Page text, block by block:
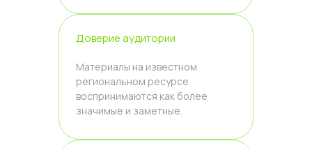
Доверие аудитории
Материалы на известном
региональном ресурсе
воспринимаются как более
значимые и заметные.